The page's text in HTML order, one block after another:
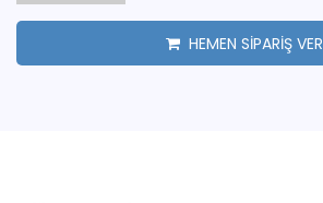
HEMEN SİPARİŞ VER